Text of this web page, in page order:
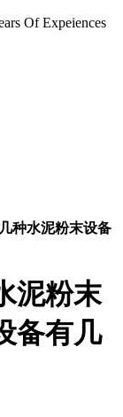
Of Expeiences
种水泥粉末设备
泥粉末
备有几